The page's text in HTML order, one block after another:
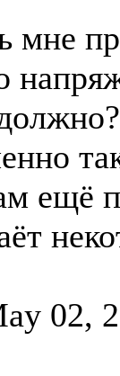
мне
ещё
02,